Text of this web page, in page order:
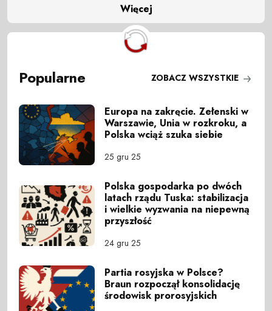
Więcej
Popularne ZOBACZ WSZYSTKIE
Europa na zakręcie. Zełenski w
Warszawie, Unia w rozkroku, a
Polska wciąż szuka siebie
25 gru 25
Polska gospodarka po dwóch
latach rządu Tuska: stabilizacja
i wielkie wyzwania na niepewną
przyszłość
24 gru 25
Partia rosyjska w Polsce?
Braun rozpoczął konsolidację
środowisk prorosyjskich